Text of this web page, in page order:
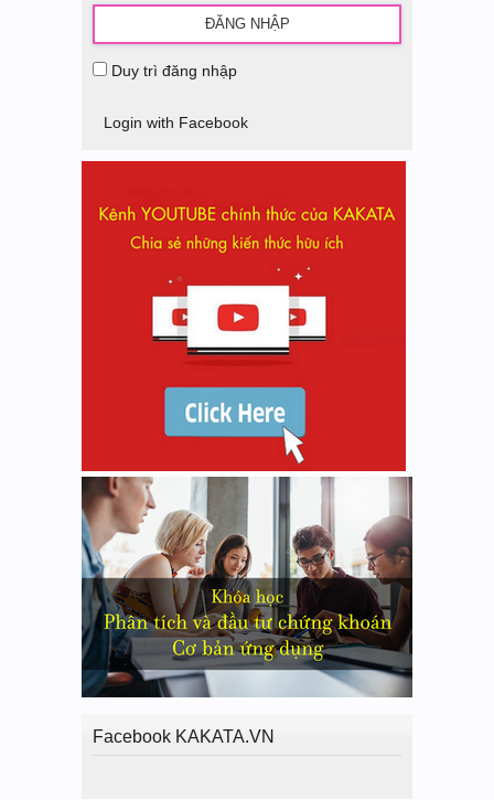
Duy trì đăng nhập
Login with Facebook
Facebook KAKATA.VN